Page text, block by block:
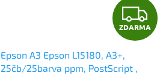
Z
D
ZDARMA
Epson A3 Epson L15180, A3+,
25čb/25barva ppm, PostScript ,